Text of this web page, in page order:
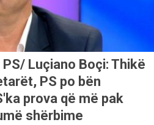
Luçiano Boçi: Thikë
PS po bën
prova që më pak
shërbime